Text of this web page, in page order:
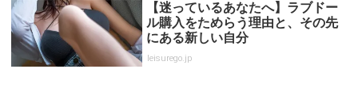
【迷っているあなたへ】ラブドー
ル購入をためらう理由と、その先
にある新しい自分
leisurego.jp